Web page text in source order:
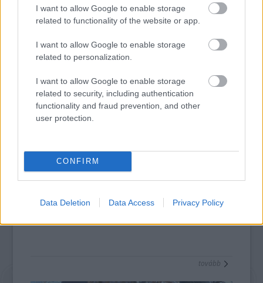
I want to allow Google to enable storage
related to functionality of the website or app.
I want to allow Google to enable storage
related to personalization.
I want to allow Google to enable storage
related to security, including authentication
functionality and fraud prevention, and other
user protection.
CONFIRM
Data Deletion Data Access Privacy Policy
tovább
Rakja össze Legóból a Daft Punkot!
Lego-szett, ami aDaft Punk két alapítóját
, Thomas Bangaltert
tovább